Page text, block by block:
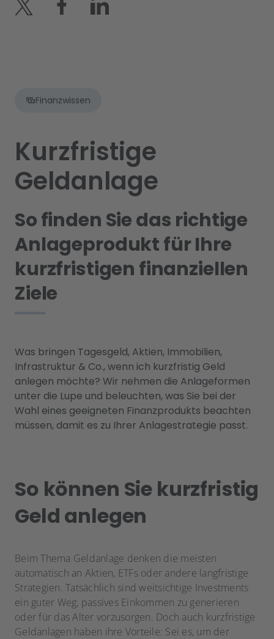
Finanzwissen
Kurzfristige
Geldanlage
So finden Sie das richtige
Anlageprodukt für Ihre
kurzfristigen finanziellen
Ziele
Was bringen Tagesgeld, Aktien, Immobilien,
Infrastruktur & Co., wenn ich kurzfristig Geld
anlegen möchte? Wir nehmen die Anlageformen
unter die Lupe und beleuchten, was Sie bei der
Wahl eines geeigneten Finanzprodukts beachten
müssen, damit es zu Ihrer Anlagestrategie passt.
So können Sie kurzfristig
Geld anlegen
Beim Thema Geldanlage denken die meisten
automatisch an Aktien, ETFs oder andere langfristige
Strategien. Tatsächlich sind weitsichtige Investments
ein guter Weg, passives Einkommen zu generieren
oder für das Alter vorzusorgen. Doch auch kurzfristige
Geldanlagen haben ihre Vorteile: Sei es, um der